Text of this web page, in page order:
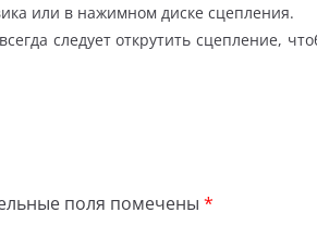
или в нажимном диске сцепления.
следует открутить сцепление,
поля помечены *